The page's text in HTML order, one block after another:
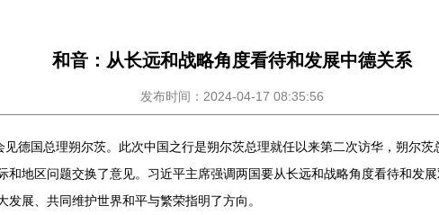
和音：从长远和战略角度看待和发展中德关系
发布时间：2024-04-17 08:35:56
德国总理朔尔茨。此次中国之行是朔尔茨总理就任以来第二次访华，朔尔茨
和地区问题交换了意见。习近平主席强调两国要从长远和战略角度看待和发
展、共同维护世界和平与繁荣指明了方向。